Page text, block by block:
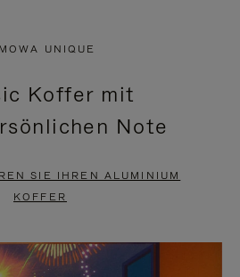
UNIQUE
Koffer mit
Note
SIE IHREN ALUMINIUM
KOFFER